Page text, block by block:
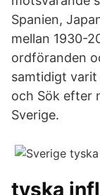
Spanien,
mellan 1930-
ordföranden
samtidigt
och Sök efter
Sverige.
tyska